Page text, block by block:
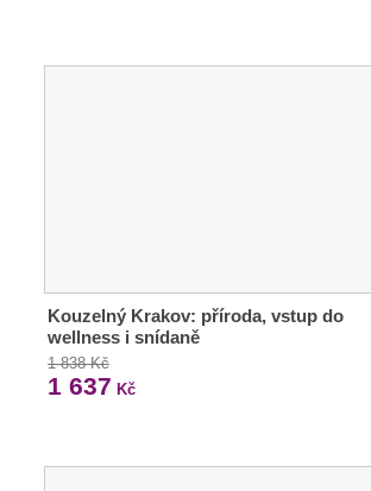
Kouzelný Krakov: příroda, vstup do
wellness i snídaně
1 838 Kč
1 637 Kč